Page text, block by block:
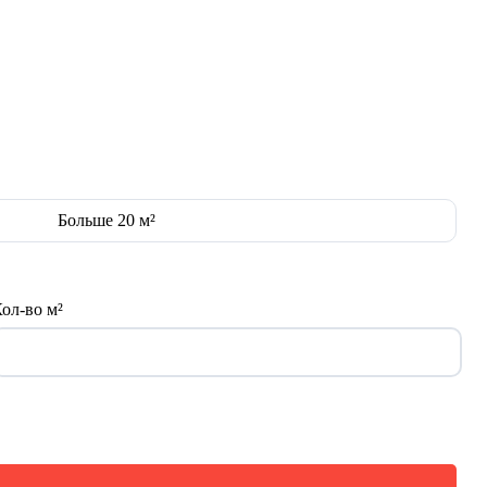
Больше 20 м²
во м²